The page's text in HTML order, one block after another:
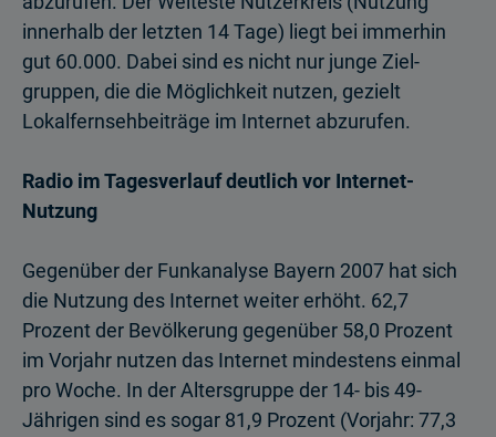
innerhalb der letzten 14 Tage) liegt bei immerhin
gut 60.000. Dabei sind es nicht nur junge Ziel­
gruppen, die die Möglichkeit nutzen, gezielt
Lokalfernsehbeiträge im Internet abzurufen.
Radio im Tagesverlauf deutlich vor Internet-
Nutzung
Gegenüber der Funkanalyse Bayern 2007 hat sich
die Nutzung des Internet weiter erhöht. 62,7
Prozent der Bevölkerung gegenüber 58,0 Prozent
im Vorjahr nutzen das Internet mindestens einmal
pro Woche. In der Altersgruppe der 14- bis 49-
Jährigen sind es sogar 81,9 Prozent (Vorjahr: 77,3